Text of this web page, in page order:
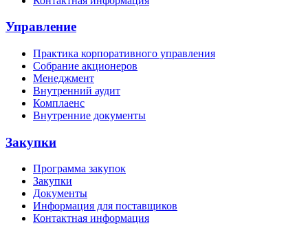
Управление
Практика корпоративного управления
Собрание акционеров
Менеджмент
Внутренний аудит
Комплаенс
Внутренние документы
Закупки
Программа закупок
Закупки
Документы
Информация для поставщиков
Контактная информация